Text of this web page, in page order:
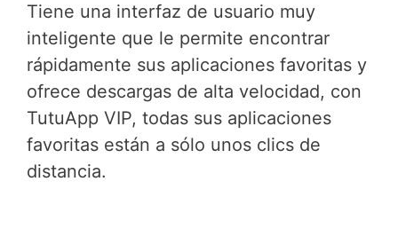
Tiene una interfaz de usuario muy
inteligente que le permite encontrar
rápidamente sus aplicaciones favoritas y
ofrece descargas de alta velocidad, con
TutuApp VIP, todas sus aplicaciones
favoritas están a sólo unos clics de
distancia.